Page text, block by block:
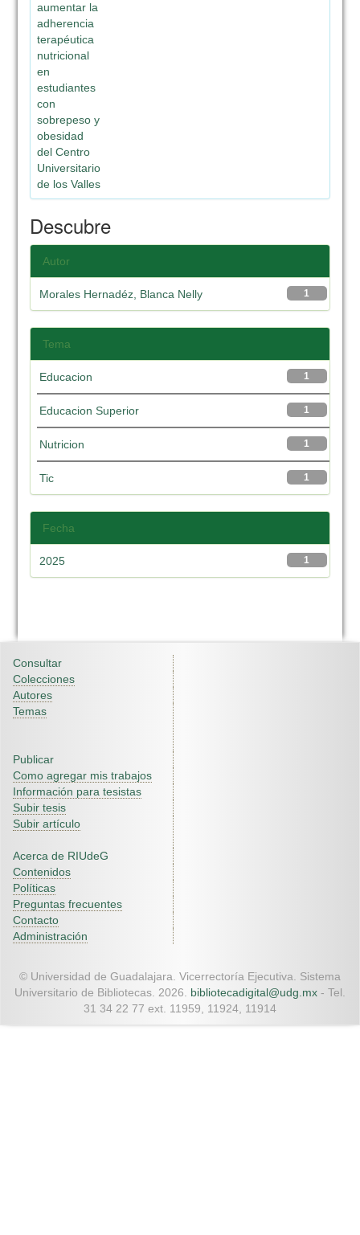
aumentar la
adherencia
terapéutica
nutricional
en
estudiantes
con
sobrepeso y
obesidad
del Centro
Universitario
de los Valles
Descubre
Autor
1
Morales Hernadéz, Blanca Nelly
Tema
1
Educacion
1
Educacion Superior
1
Nutricion
1
Tic
Fecha
1
2025
Consultar
Colecciones
Autores
Temas
Publicar
Como agregar mis trabajos
Información para tesistas
Subir tesis
Subir artículo
Acerca de RIUdeG
Contenidos
Políticas
Preguntas frecuentes
Contacto
Administración
© Universidad de Guadalajara. Vicerrectoría Ejecutiva. Sistema
Universitario de Bibliotecas. 2026. bibliotecadigital@udg.mx - Tel.
31 34 22 77 ext. 11959, 11924, 11914